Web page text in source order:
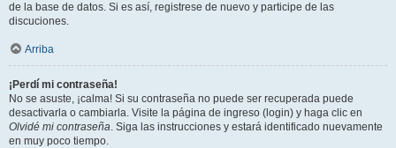
de la base de datos. Si es así, registrese de nuevo y participe de las
discuciones.
Arriba
¡Perdí mi contraseña!
No se asuste, ¡calma! Si su contraseña no puede ser recuperada puede
desactivarla o cambiarla. Visite la página de ingreso (login) y haga clic en
Olvidé mi contraseña. Siga las instrucciones y estará identificado nuevamente
en muy poco tiempo.